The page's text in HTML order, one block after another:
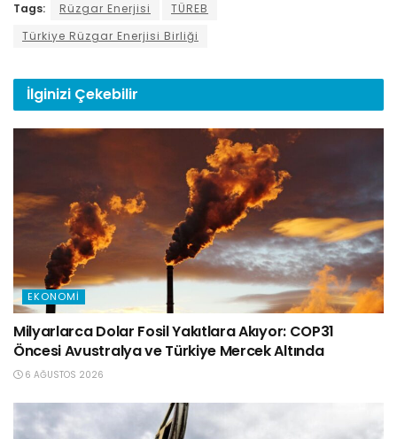
Tags: Rüzgar Enerjisi
TÜREB
Türkiye Rüzgar Enerjisi Birliği
İlginizi Çekebilir
EKONOMI
Milyarlarca Dolar Fosil Yakıtlara Akıyor: COP31
Öncesi Avustralya ve Türkiye Mercek Altında
6 AĞUSTOS 2026